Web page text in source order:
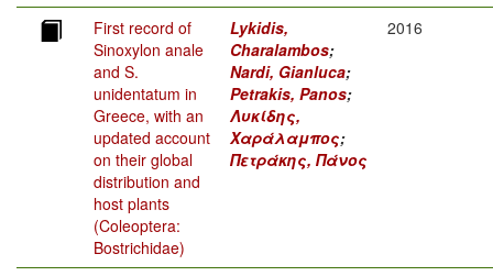
First record of
Sinoxylon anale
and S.
unidentatum in
Greece, with an
updated account
on their global
distribution and
host plants
(Coleoptera:
Bostrichidae)
Lykidis,
Charalambos;
Nardi, Gianluca;
Petrakis, Panos;
Λυκίδης,
Χαράλαμπος;
Πετράκης, Πάνος
2016